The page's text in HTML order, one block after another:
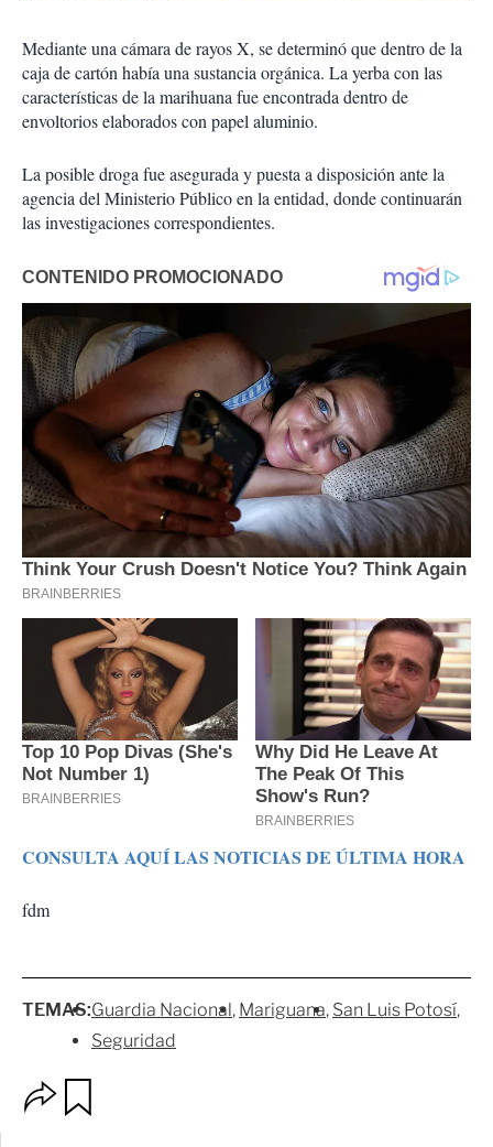
Mediante una cámara de rayos X, se determinó que dentro de la
caja de cartón había una sustancia orgánica. La yerba con las
características de la marihuana fue encontrada dentro de
envoltorios elaborados con papel aluminio.
La posible droga fue asegurada y puesta a disposición ante la
agencia del Ministerio Público en la entidad, donde continuarán
las investigaciones correspondientes.
CONSULTA AQUÍ LAS NOTICIAS DE ÚLTIMA HORA
fdm
TEMAS:Guardia Nacional Mariguana San Luis Potosí
Seguridad